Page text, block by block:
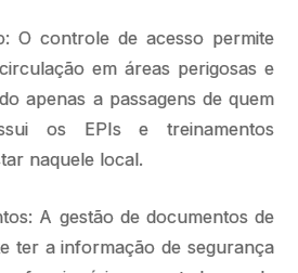
O controle de acesso permite
em áreas perigosas e
apenas a passagens de quem
os EPIs e treinamentos
naquele local.
A gestão de documentos de
ter a informação de segurança